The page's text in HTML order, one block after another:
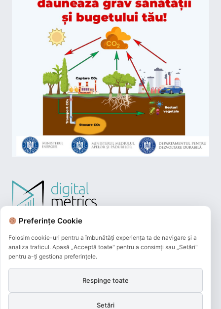
Plățile online efectuate pe acest site
Preferințe Cookie
Folosim cookie-uri pentru a îmbunătăți experiența ta de navigare și a
analiza traficul. Apasă „Acceptă toate" pentru a consimți sau „Setări"
pentru a-ți gestiona preferințele.
Respinge toate
Setări